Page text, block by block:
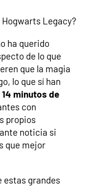
Legacy?
ha querido
de lo que
que la magia
lo que sí han
minutos de
con
propios
noticia si
que mejor
estas grandes